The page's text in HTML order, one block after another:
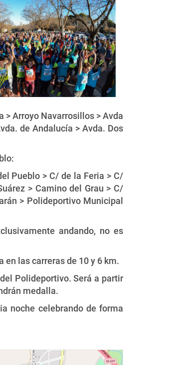
> Arroyo Navarrosillos > Avda
de Andalucía > Avda. Dos
Pueblo > C/ de la Feria > C/
> Camino del Grau > C/
> Polideportivo Municipal
andando, no es
las carreras de 10 y 6 km.
Polideportivo. Será a partir
medalla.
noche celebrando de forma